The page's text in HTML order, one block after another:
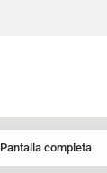
Pantalla completa